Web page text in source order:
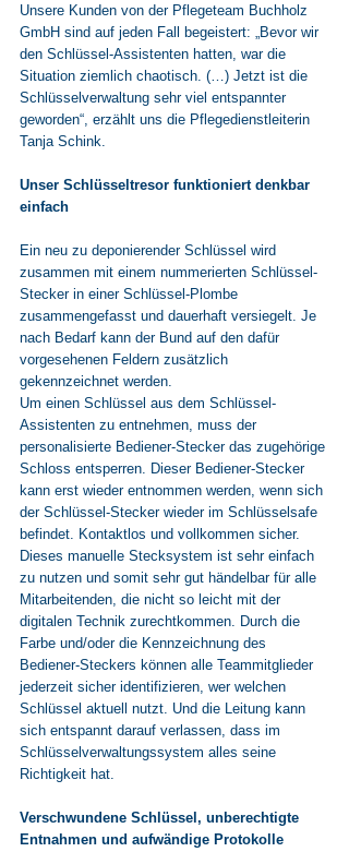
Unsere Kunden von der Pflegeteam Buchholz
GmbH sind auf jeden Fall begeistert: „Bevor wir
den Schlüssel-Assistenten hatten, war die
Situation ziemlich chaotisch. (…) Jetzt ist die
Schlüsselverwaltung sehr viel entspannter
geworden“, erzählt uns die Pflegedienstleiterin
Tanja Schink.
Unser Schlüsseltresor funktioniert denkbar
einfach
Ein neu zu deponierender Schlüssel wird
zusammen mit einem nummerierten Schlüssel-
Stecker in einer Schlüssel-Plombe
zusammengefasst und dauerhaft versiegelt. Je
nach Bedarf kann der Bund auf den dafür
vorgesehenen Feldern zusätzlich
gekennzeichnet werden.
Um einen Schlüssel aus dem Schlüssel-
Assistenten zu entnehmen, muss der
personalisierte Bediener-Stecker das zugehörige
Schloss entsperren. Dieser Bediener-Stecker
kann erst wieder entnommen werden, wenn sich
der Schlüssel-Stecker wieder im Schlüsselsafe
befindet. Kontaktlos und vollkommen sicher.
Dieses manuelle Stecksystem ist sehr einfach
zu nutzen und somit sehr gut händelbar für alle
Mitarbeitenden, die nicht so leicht mit der
digitalen Technik zurechtkommen. Durch die
Farbe und/oder die Kennzeichnung des
Bediener-Steckers können alle Teammitglieder
jederzeit sicher identifizieren, wer welchen
Schlüssel aktuell nutzt. Und die Leitung kann
sich entspannt darauf verlassen, dass im
Schlüsselverwaltungssystem alles seine
Richtigkeit hat.
Verschwundene Schlüssel, unberechtigte
Entnahmen und aufwändige Protokolle